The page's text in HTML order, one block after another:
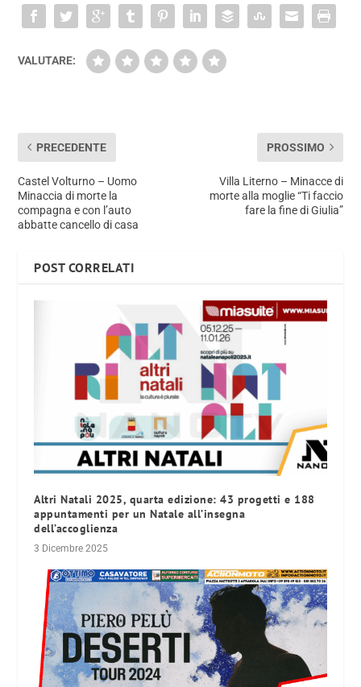
VALUTARE:
PRECEDENTE
Castel Volturno – Uomo
Minaccia di morte la
compagna e con l’auto
abbatte cancello di casa
PROSSIMO
Villa Literno – Minacce di
morte alla moglie “Ti faccio
fare la fine di Giulia”
POST CORRELATI
Altri Natali 2025, quarta edizione: 43 progetti e 188
appuntamenti per un Natale all’insegna
dell’accoglienza
3 Dicembre 2025